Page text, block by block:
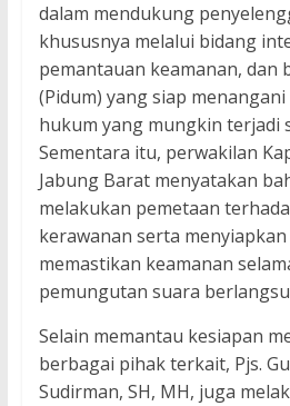
dalam mendukung
khususnya melalui bidang
pemantauan keamanan, dan
(Pidum) yang siap
hukum yang mungkin terjadi
Sementara itu, perwakilan
Jabung Barat menyatakan
melakukan pemetaan
kerawanan serta
memastikan keamanan
pemungutan suara
Selain memantau kesiapan
berbagai pihak terkait, Pjs.
Sudirman, SH, MH, juga